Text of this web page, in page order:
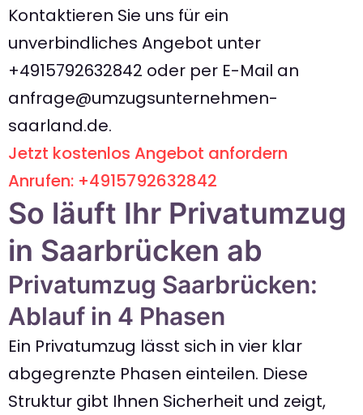
Kontaktieren Sie uns für ein
unverbindliches Angebot unter
+4915792632842 oder per E-Mail an
anfrage@umzugsunternehmen-
saarland.de.
Jetzt kostenlos Angebot anfordern
Anrufen: +4915792632842
So läuft Ihr Privatumzug
in Saarbrücken ab
Privatumzug Saarbrücken:
Ablauf in 4 Phasen
Ein Privatumzug lässt sich in vier klar
abgegrenzte Phasen einteilen. Diese
Struktur gibt Ihnen Sicherheit und zeigt,